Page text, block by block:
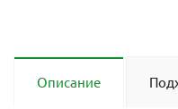
Описание